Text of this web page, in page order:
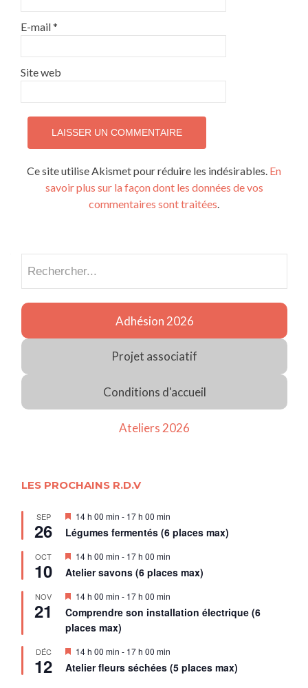
E-mail*
Site web
Ce site utilise Akismet pour réduire les indésirables. En
savoir plus sur la façon dont les données de vos
commentaires sont traitées.
Adhésion 2026
Projet associatif
Conditions d'accueil
Ateliers 2026
LES PROCHAINS R.D.V
SEP
26
Mis
en
avant
14 h 00 min - 17 h 00 min
Légumes fermentés (6 places max)
OCT
10
Mis
en
avant
14 h 00 min - 17 h 00 min
Atelier savons (6 places max)
NOV
21
Mis
avant
14 h 00 min - 17 h 00 min
Comprendre son installation électrique (6
places max)
DÉC
12
Mis
en
avant
14 h 00 min - 17 h 00 min
Atelier fleurs séchées (5 places max)